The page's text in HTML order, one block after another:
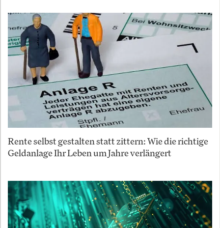
Rente selbst gestalten statt zittern: Wie die richtige
Geldanlage Ihr Leben um Jahre verlängert